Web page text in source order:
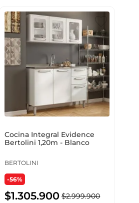
Cocina Integral Evidence
Bertolini 1,20m - Blanco
BERTOLINI
-56%
$1.305.900 $2.999.900